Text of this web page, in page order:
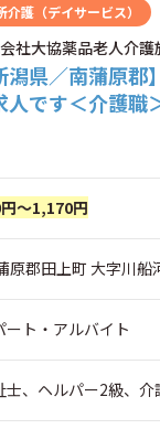
介護（デイサービス）
社大協薬品老人介
潟県／南蒲原
人です＜介護職
～1,170円
原郡田上町 大字川船
ート・アルバイト
、ヘルパー2級、介